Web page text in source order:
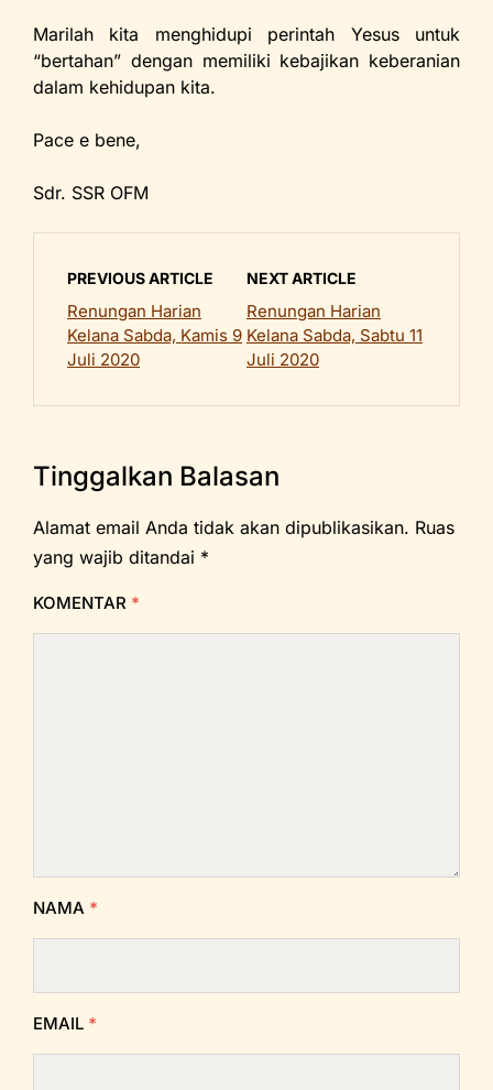
Marilah kita menghidupi perintah Yesus untuk
“bertahan” dengan memiliki kebajikan keberanian
dalam kehidupan kita.
Pace e bene,
Sdr. SSR OFM
PREVIOUS ARTICLE
Renungan Harian
Kelana Sabda, Kamis 9
Juli 2020
NEXT ARTICLE
Renungan Harian
Kelana Sabda, Sabtu 11
Juli 2020
Tinggalkan Balasan
Alamat email Anda tidak akan dipublikasikan. Ruas
yang wajib ditandai *
KOMENTAR *
NAMA *
EMAIL *